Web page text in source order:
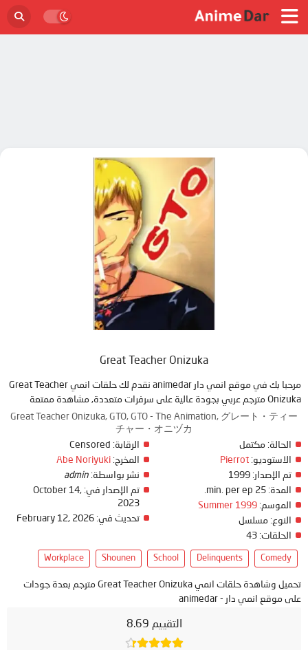
التقييم 8.69
Great Teacher Onizuka
مرحبا بك في موقع انمي دار animedar نقدم لك حلقات انمي Great Teacher
Onizuka مترجم عربي بجودة عالية على سرفرات متعددة, مشاهدة ممتعة
Great Teacher Onizuka, GTO, GTO - The Animation, グレート・ティー
チャー・オニヅカ
الحالة: مكتمل
الاستوديو: Pierrot
تم الإصدار:
المدة:
الموسم: Summer 1999
النوع: مسلسل
الحلقات:
الرقابة:
المخرج: Abe Noriyuki
نشر بواسطة: admin
تم الإصدار في: October 14,
2023
تحديث في: February 12, 2026
Comedy
Delinquents
School
Shounen
Workplace
تحميل وشاهدة حلقات انمي Great Teacher Onizuka مترجم بعدة جودات
على موقع انمي دار - animedar